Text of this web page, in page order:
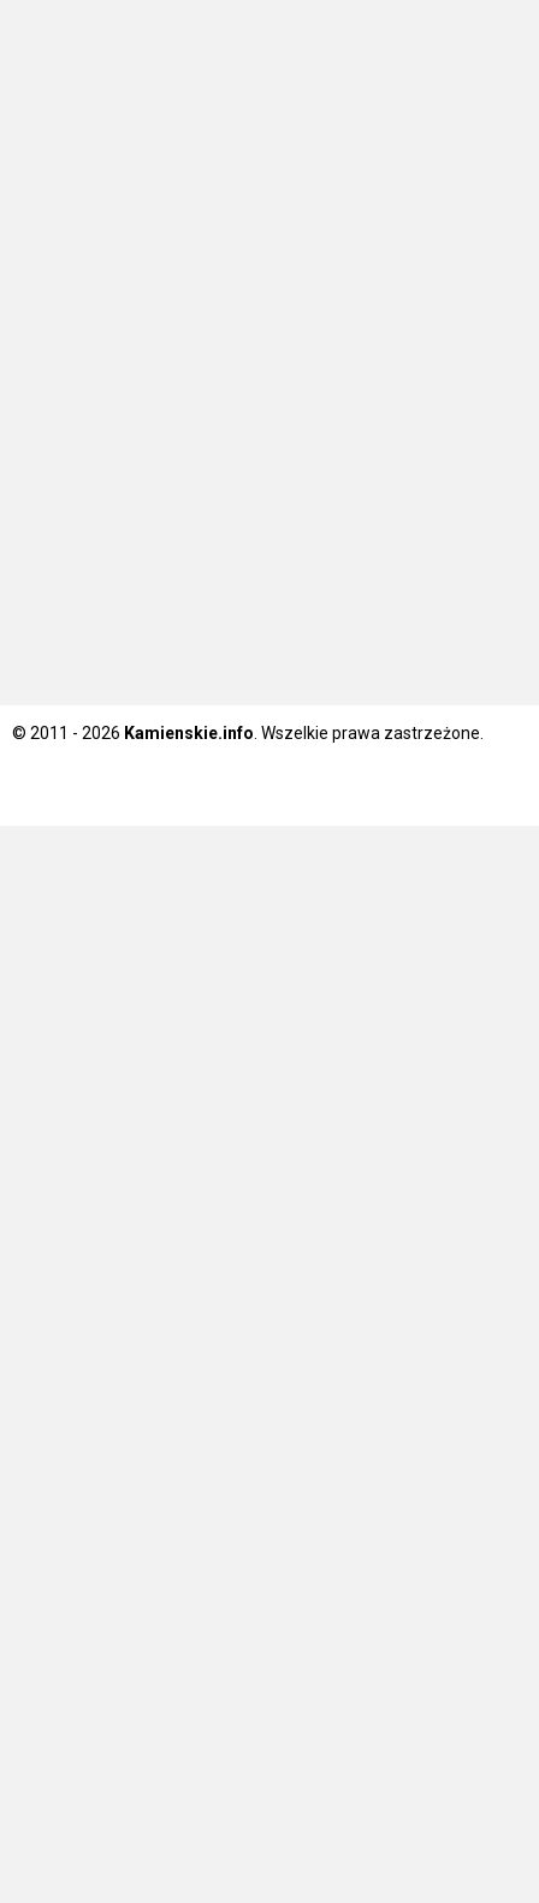
© 2011 - 2026 Kamienskie.info . Wszelkie prawa zastrzeżone.